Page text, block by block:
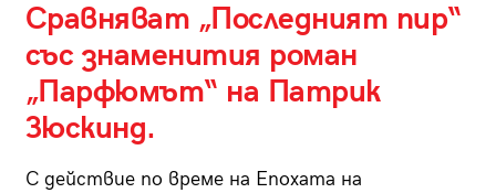
Сравняват „Последният пир“
със знаменития роман
„Парфюмът“ на Патрик
Зюскинд.
С действие по време на Епохата на